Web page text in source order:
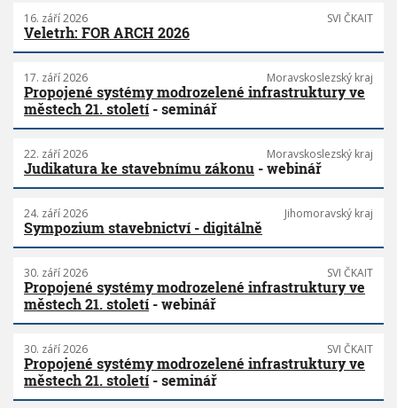
16. září 2026 SVI ČKAIT
Veletrh: FOR ARCH 2026
17. září 2026 Moravskoslezský kraj
Propojené systémy modrozelené infrastruktury ve
městech 21. století- seminář
22. září 2026 Moravskoslezský kraj
Judikatura ke stavebnímu zákonu - webinář
24. září 2026 Jihomoravský kraj
Sympozium stavebnictví - digitálně
30. září 2026 SVI ČKAIT
Propojené systémy modrozelené infrastruktury ve
městech 21. století- webinář
30. září 2026 SVI ČKAIT
Propojené systémy modrozelené infrastruktury ve
městech 21. století- seminář